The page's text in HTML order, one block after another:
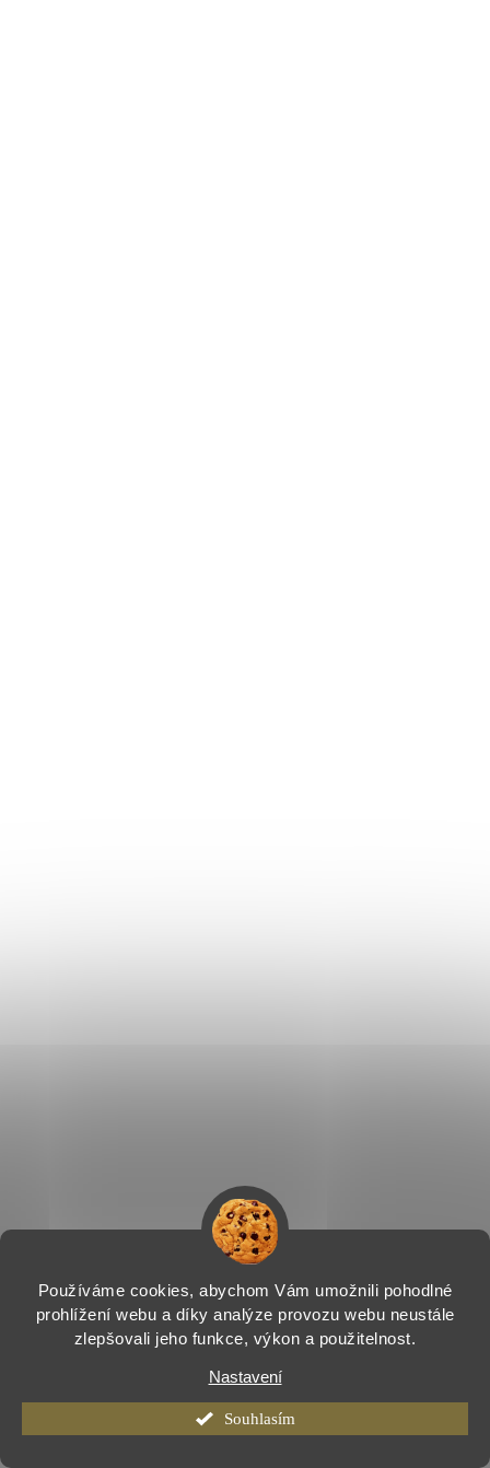
Používáme cookies, abychom Vám umožnili pohodlné
prohlížení webu a díky analýze provozu webu neustále
zlepšovali jeho funkce, výkon a použitelnost.
Nastavení
Souhlasím